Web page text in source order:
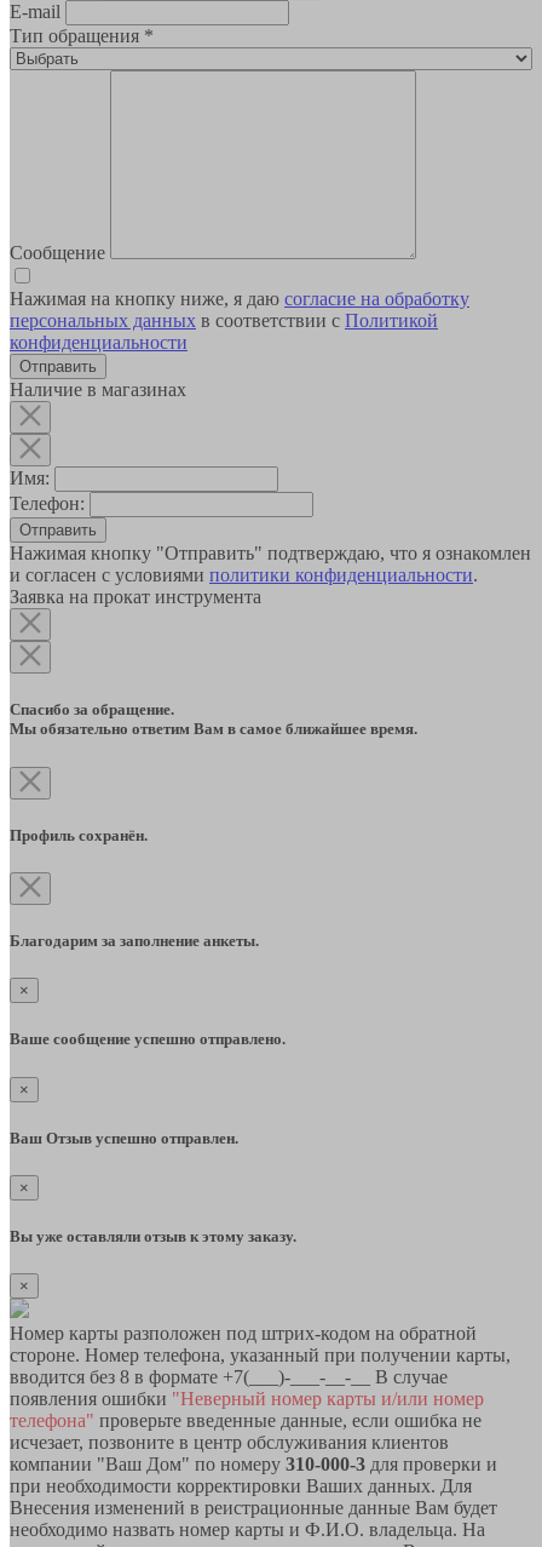
E-mail
Тип обращения *
Сообщение
Нажимая на кнопку ниже, я даю согласие на обработку
персональных данных в соответствии с Политикой
конфиденциальности
Наличие в магазинах
Имя:
Телефон:
Отправить
Нажимая кнопку "Отправить" подтверждаю, что я ознакомлен
и согласен с условиями политики конфиденциальности.
Заявка на прокат инструмента
Спасибо за обращение.
Мы обязательно ответим Вам в самое ближайшее время.
Профиль сохранён.
Благодарим за заполнение анкеты.
×
Ваше сообщение успешно отправлено.
×
Ваш Отзыв успешно отправлен.
×
Вы уже оставляли отзыв к этому заказу.
×
Номер карты разположен под штрих-кодом на обратной
стороне. Номер телефона, указанный при получении карты,
вводится без 8 в формате +7(___)-___-__-__ В случае
появления ошибки "Неверный номер карты и/или номер
телефона" проверьте введенные данные, если ошибка не
исчезает, позвоните в центр обслуживания клиентов
компании "Ваш Дом" по номеру 310-000-3 для проверки и
при необходимости корректировки Ваших данных. Для
Внесения изменений в реистрационные данные Вам будет
необходимо назвать номер карты и Ф.И.О. владельца. На